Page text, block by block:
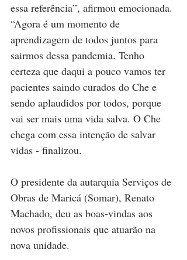
essa referência”, afirmou emocionada.
“Agora é um momento de
aprendizagem de todos juntos para
sairmos dessa pandemia. Tenho
certeza que daqui a pouco vamos ter
pacientes saindo curados do Che e
sendo aplaudidos por todos, porque
vai ser mais uma vida salva. O Che
chega com essa intenção de salvar
vidas - finalizou.
O presidente da autarquia Serviços de
Obras de Maricá (Somar), Renato
Machado, deu as boas-vindas aos
novos profissionais que atuarão na
nova unidade.